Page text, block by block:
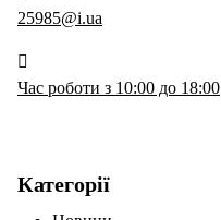
25985@i.ua
Час роботи з 10:00 до 18:00
Категорії